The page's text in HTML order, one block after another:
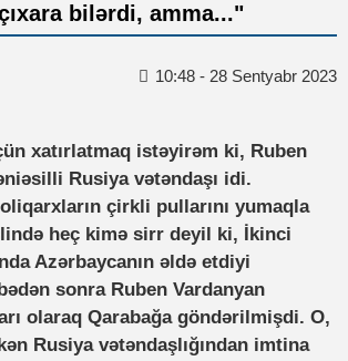
bilərdi, amma..."
10:48 - 28 Sentyabr 2023
xatırlatmaq istəyirəm ki, Ruben
Rusiya vətəndaşı idi.
çirkli pullarını yumaqla
heç kimə sirr deyil ki, İkinci
Azərbaycanın əldə etdiyi
sonra Ruben Vardanyan
olaraq Qarabağa göndərilmişdi. O,
Rusiya vətəndaşlığından imtina